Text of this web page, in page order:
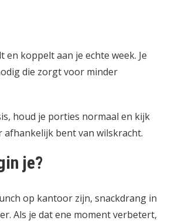
koppelt aan je echte week. Je
die zorgt voor minder
houd je porties normaal en kijk
bent van wilskracht.
je?
op kantoor zijn, snackdrang in
Als je dat ene moment verbetert,